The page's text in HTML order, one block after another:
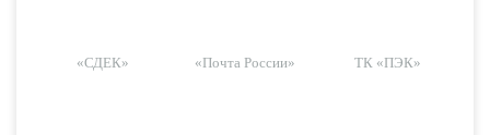
«СДЕК» «Почта России» ТК «ПЭК»